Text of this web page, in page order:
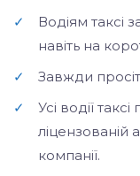
✓
Водіям таксі
навіть на
✓
Завжди
✓
Усі водії
ліцензованій
компанії.